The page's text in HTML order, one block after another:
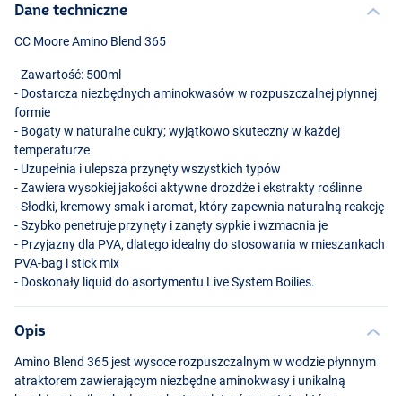
Dane techniczne
CC Moore Amino Blend 365
- Zawartość: 500ml
- Dostarcza niezbędnych aminokwasów w rozpuszczalnej płynnej
formie
- Bogaty w naturalne cukry; wyjątkowo skuteczny w każdej
temperaturze
- Uzupełnia i ulepsza przynęty wszystkich typów
- Zawiera wysokiej jakości aktywne drożdże i ekstrakty roślinne
- Słodki, kremowy smak i aromat, który zapewnia naturalną reakcję
- Szybko penetruje przynęty i zanęty sypkie i wzmacnia je
- Przyjazny dla PVA, dlatego idealny do stosowania w mieszankach
PVA-bag i stick mix
- Doskonały liquid do asortymentu Live System Boilies.
Opis
Amino Blend 365 jest wysoce rozpuszczalnym w wodzie płynnym
atraktorem zawierającym niezbędne aminokwasy i unikalną